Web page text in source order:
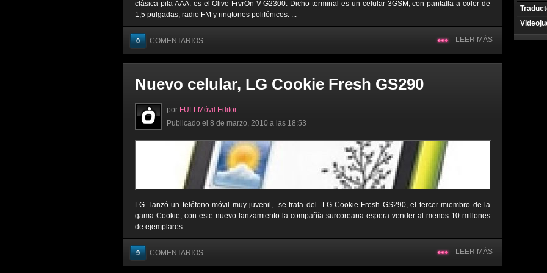
clásica pila AAA: es el Olive FrvrOn V-G2300. Dicho terminal es un celular 3GSM, con pantalla a color de
1,5 pulgadas, radio FM y ringtones polifónicos. ...
0 COMENTARIOS LEER MÁS
Nuevo celular, LG Cookie Fresh GS290
por FULLMóvil Editor
Publicado el 8 de marzo, 2010 a las 18:53
LG lanzó un teléfono móvil muy juvenil, se trata del LG Cookie Fresh GS290, el tercer miembro de la
gama Cookie; con este nuevo lanzamiento la compañía surcoreana espera vender al menos 10 millones
de ejemplares. ...
9 COMENTARIOS LEER MÁS